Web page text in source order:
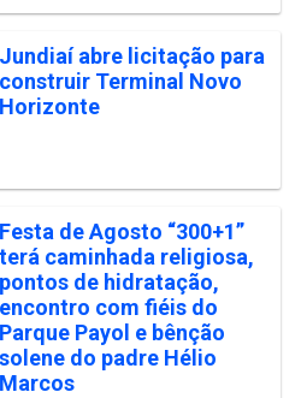
Jundiaí abre licitação para
construir Terminal Novo
Horizonte
Festa de Agosto “300+1”
terá caminhada religiosa,
pontos de hidratação,
encontro com fiéis do
Parque Payol e bênção
solene do padre Hélio
Marcos